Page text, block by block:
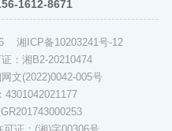
1612-8671
湘ICP备10203241号-12
：湘B2-20210474
文(2022)0042-005号
4301042021177